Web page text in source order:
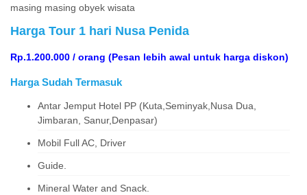
masing masing obyek wisata
Harga Tour 1 hari Nusa Penida
Rp.1.200.000 / orang (Pesan lebih awal untuk harga diskon)
Harga Sudah Termasuk
Antar Jemput Hotel PP (Kuta,Seminyak,Nusa Dua,
Jimbaran, Sanur,Denpasar)
Mobil Full AC, Driver
Guide.
Mineral Water and Snack.